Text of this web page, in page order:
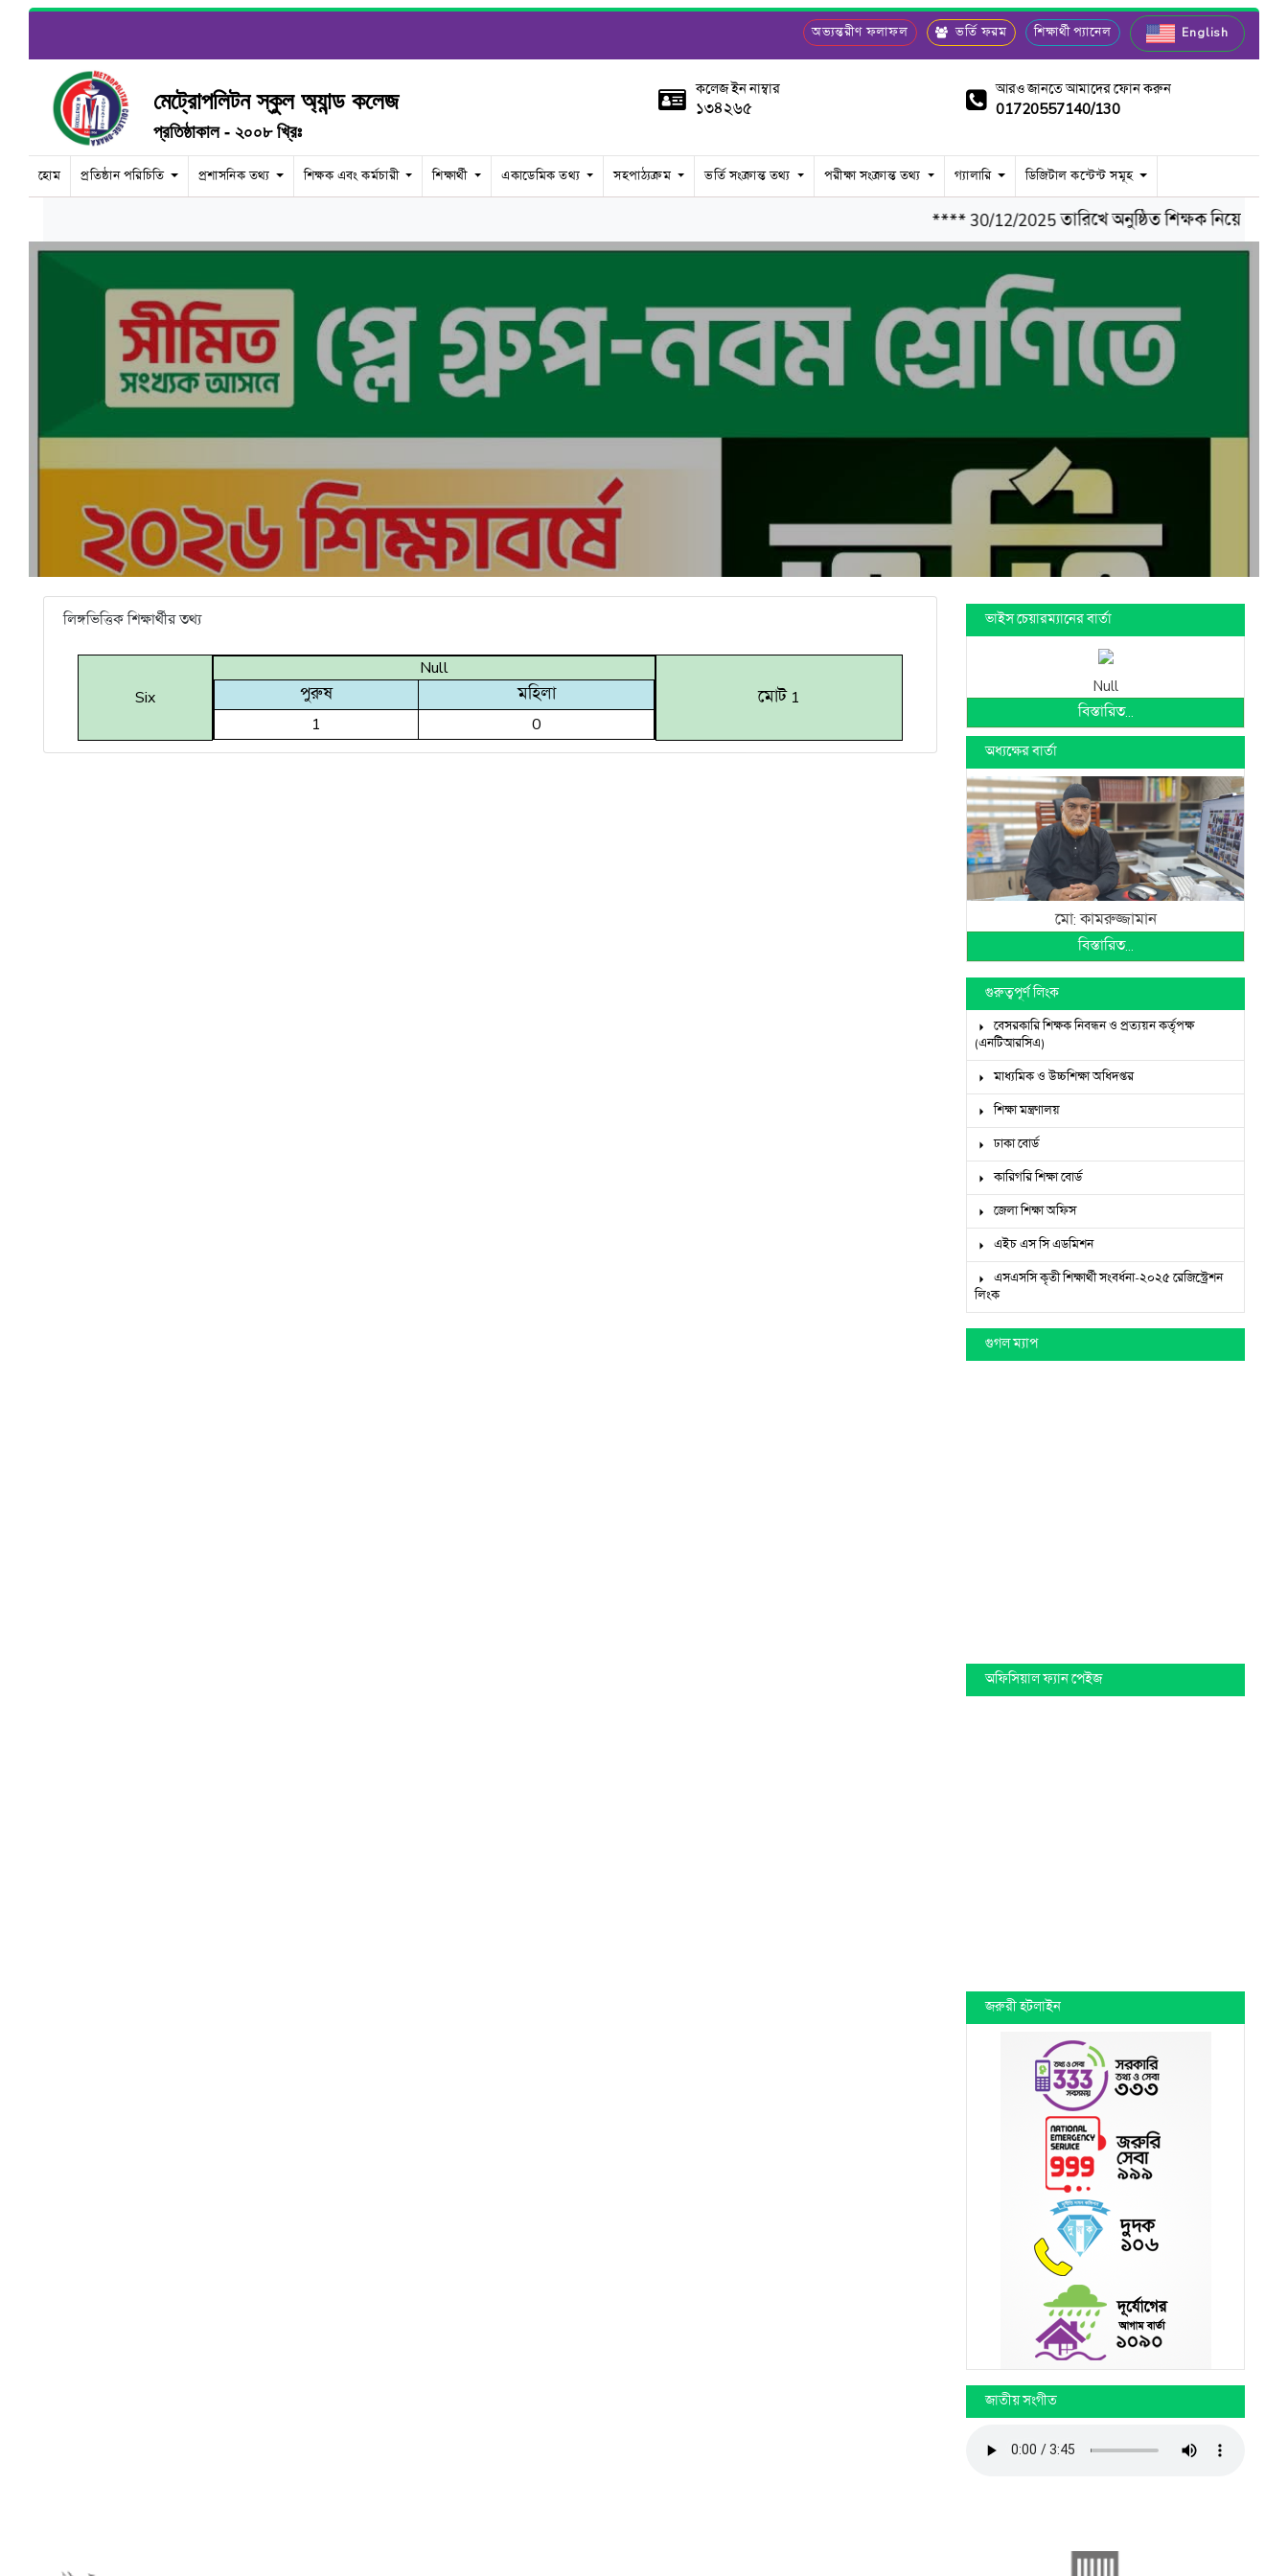
অভ্যন্তরীণ ফলাফল ভর্তি ফরম শিক্ষার্থী প্যানেল English
মেট্রোপলিটন স্কুল অ্যান্ড কলেজ
প্রতিষ্ঠাকাল - ২০০৮ খ্রিঃ
কলেজ ইন নাম্বার
১৩৪২৬৫
আরও জানতে আমাদের ফোন করুন
01720557140/130
হোম প্রতিষ্ঠান পরিচিতি প্রশাসনিক তথ্য শিক্ষক এবং কর্মচারী শিক্ষার্থী একাডেমিক তথ্য সহপাঠ্যক্রম ভর্তি সংক্রান্ত তথ্য পরীক্ষা সংক্রান্ত তথ্য গ্যালারি ডিজিটাল কন্টেন্ট সমূহ
**** 30/12/2025 তারিখে অনুষ্ঠিত শিক্ষক নিয়োগ পরীক্ষার
লিঙ্গভিত্তিক শিক্ষার্থীর তথ্য
Six
Null
পুরুষ
মহিলা
1
0
মোট 1
ভাইস চেয়ারম্যানের বার্তা
Null
বিস্তারিত...
অধ্যক্ষের বার্তা
মো: কামরুজ্জামান
বিস্তারিত...
গুরুত্বপূর্ণ লিংক
বেসরকারি শিক্ষক নিবন্ধন ও প্রত্যয়ন কর্তৃপক্ষ
(এনটিআরসিএ)
মাধ্যমিক ও উচ্চশিক্ষা অধিদপ্তর
শিক্ষা মন্ত্রণালয়
ঢাকা বোর্ড
কারিগরি শিক্ষা বোর্ড
জেলা শিক্ষা অফিস
এইচ এস সি এডমিশন
এসএসসি কৃতী শিক্ষার্থী সংবর্ধনা-২০২৫ রেজিস্ট্রেশন
লিংক
গুগল ম্যাপ
অফিসিয়াল ফ্যান পেইজ
জরুরী হটলাইন
জাতীয় সংগীত